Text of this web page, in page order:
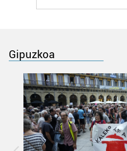
Gipuzkoa